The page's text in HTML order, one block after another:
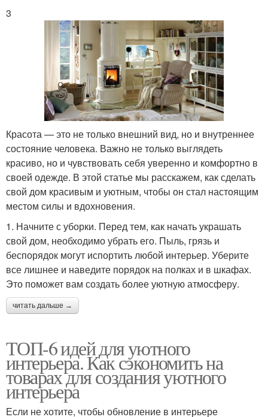
3
Красота — это не только внешний вид, но и внутреннее
состояние человека. Важно не только выглядеть
красиво, но и чувствовать себя уверенно и комфортно в
своей одежде. В этой статье мы расскажем, как сделать
свой дом красивым и уютным, чтобы он стал настоящим
местом силы и вдохновения.
1. Начните с уборки. Перед тем, как начать украшать
свой дом, необходимо убрать его. Пыль, грязь и
беспорядок могут испортить любой интерьер. Уберите
все лишнее и наведите порядок на полках и в шкафах.
Это поможет вам создать более уютную атмосферу.
читать дальше →
ТОП-6 идей для уютного
интерьера. Как сэкономить на
товарах для создания уютного
интерьера
Если не хотите, чтобы обновление в интерьере